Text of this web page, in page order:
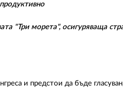
"Три морета", осигуряваща
и предстои да бъде